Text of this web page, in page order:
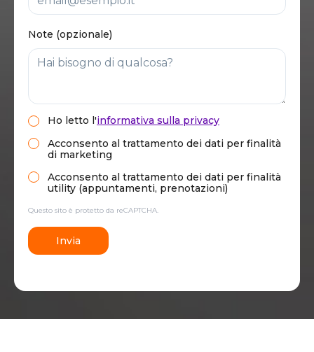
Note (opzionale)
Ho letto l'informativa sulla privacy
Acconsento al trattamento dei dati per finalità
di marketing
Acconsento al trattamento dei dati per finalità
utility (appuntamenti, prenotazioni)
Questo sito è protetto da reCAPTCHA.
Invia